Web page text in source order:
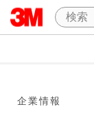
企業情報